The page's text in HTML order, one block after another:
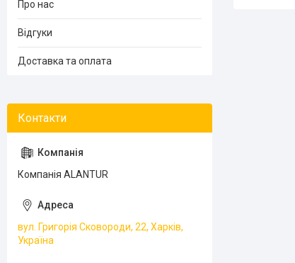
Про нас
Відгуки
Доставка та оплата
Компанія ALANTUR
вул. Григорія Сковороди, 22, Харків,
Україна